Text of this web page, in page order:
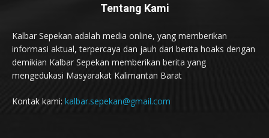
Tentang Kami
Kalbar Sepekan adalah media online, yang memberikan
informasi aktual, terpercaya dan jauh dari berita hoaks dengan
demikian Kalbar Sepekan memberikan berita yang
mengedukasi Masyarakat Kalimantan Barat
Kontak kami: kalbar.sepekan@gmail.com